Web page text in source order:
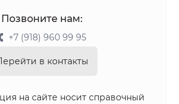
Позвоните нам:
+7 (918) 960 99 95
в контакты
на сайте носит справочный